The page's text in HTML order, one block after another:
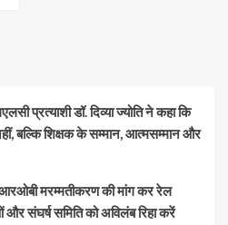
प्रत्याशी डॉ. दिव्या ज्योति ने कहा कि
बल्कि शिक्षक के सम्मान, आत्मसम्मान और
मरम्मतीकरण की मांग कर रेल
संघर्ष समिति को अविलंब रिहा करें